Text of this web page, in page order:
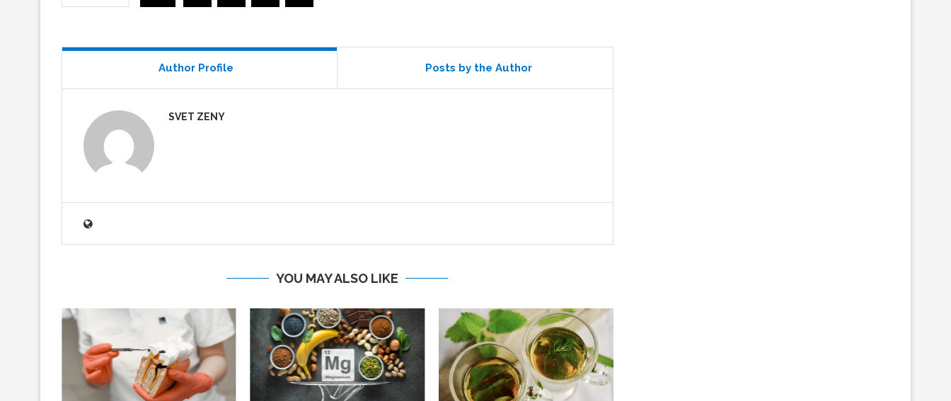
Author Profile Posts by the Author
SVET ZENY
YOU MAY ALSO LIKE